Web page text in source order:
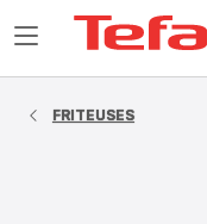
Ouvrir
FRITEUSES